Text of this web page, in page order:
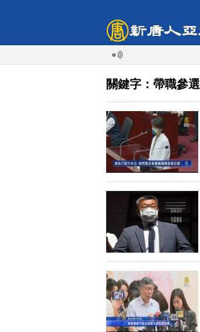
關鍵字：帶職參選